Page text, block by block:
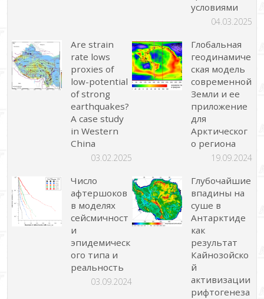
условиями
04.03.2025
Are strain
rate lows
proxies of
low-potential
of strong
earthquakes?
A case study
in Western
China
03.02.2025
Глобальная
геодинамиче
ская модель
современной
Земли и ее
приложение
для
Арктическог
о региона
19.09.2024
Число
афтершоков
в моделях
сейсмичност
и
эпидемическ
ого типа и
реальность
03.09.2024
Глубочайшие
впадины на
суше в
Антарктиде
как
результат
Кайнозойско
й
активизации
рифтогенеза